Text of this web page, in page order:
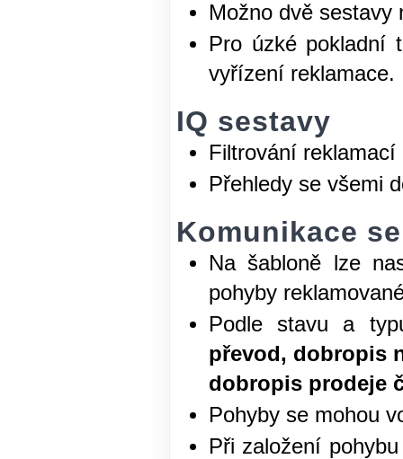
Možno dvě sestavy
Pro úzké pokladní
vyřízení reklamace.
IQ sestavy
Filtrování reklamací
Přehledy se všemi
Komunikace
Na šabloně lze
pohyby
Podle stavu a
převod, dobropis
dobropis prodeje
Pohyby se mohou
Při založení